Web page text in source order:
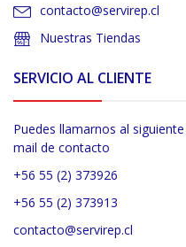
contacto@servirep.cl
Nuestras Tiendas
SERVICIO AL CLIENTE
Puedes llamarnos al
mail de contacto
+56 55 (2) 373926
+56 55 (2) 373913
contacto@servirep.cl